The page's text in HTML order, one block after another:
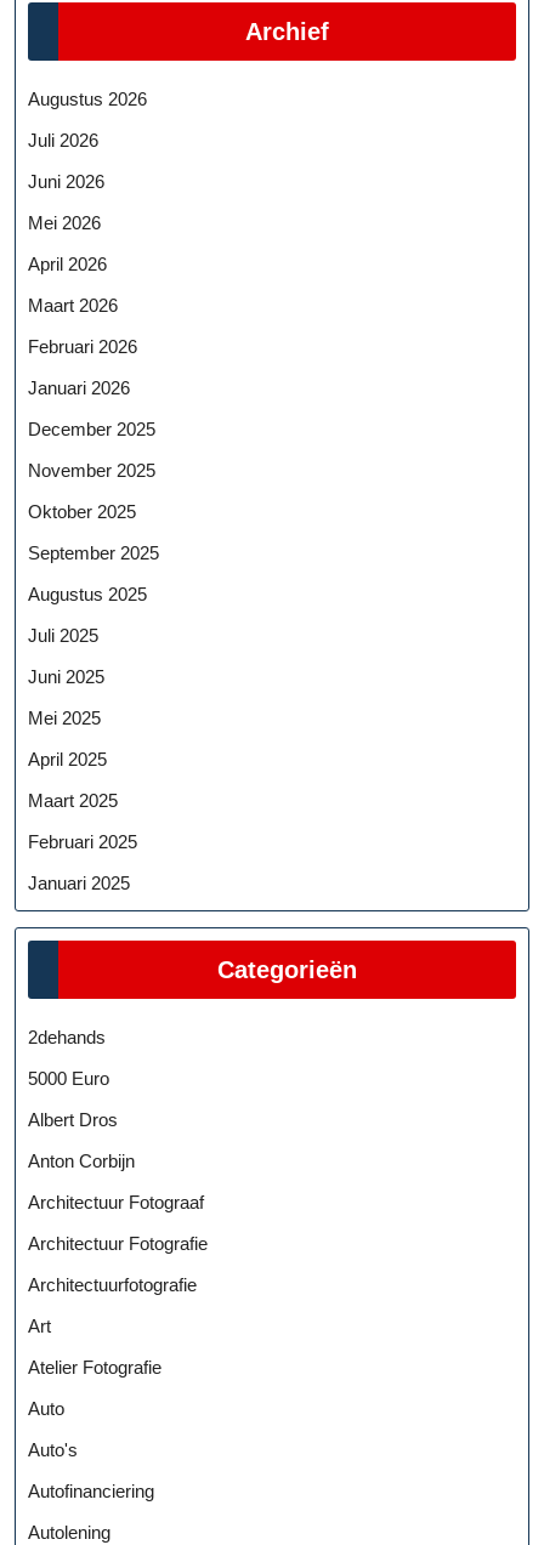
Archief
Augustus 2026
Juli 2026
Juni 2026
Mei 2026
April 2026
Maart 2026
Februari 2026
Januari 2026
December 2025
November 2025
Oktober 2025
September 2025
Augustus 2025
Juli 2025
Juni 2025
Mei 2025
April 2025
Maart 2025
Februari 2025
Januari 2025
Categorieën
2dehands
5000 Euro
Albert Dros
Anton Corbijn
Architectuur Fotograaf
Architectuur Fotografie
Architectuurfotografie
Art
Atelier Fotografie
Auto
Auto's
Autofinanciering
Autolening